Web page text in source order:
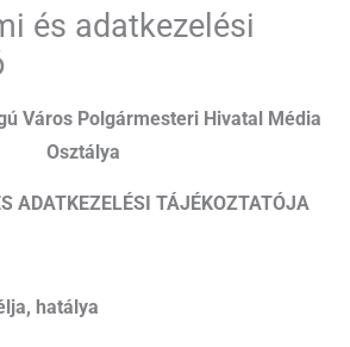
és adatkezelési
Város Polgármesteri Hivatal Média
Osztálya
ADATKEZELÉSI TÁJÉKOZTATÓJA
hatálya